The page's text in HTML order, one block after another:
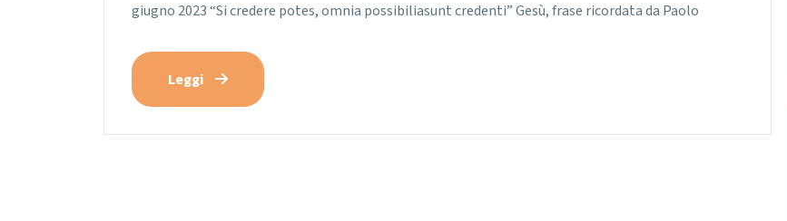
giugno 2023 “Si credere potes, omnia possibiliasunt credenti” Gesù, frase ricordata da Paolo
Leggi